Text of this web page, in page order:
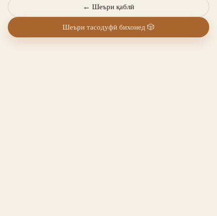
← Шеъри қаблӣ
Шеъри тасодуфӣ бихонед 🎲